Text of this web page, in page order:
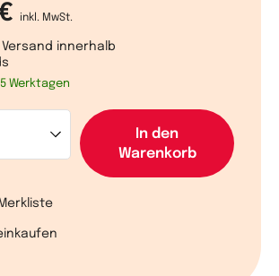
inkl. MwSt.
innerhalb
Werktagen
In den
Warenkorb